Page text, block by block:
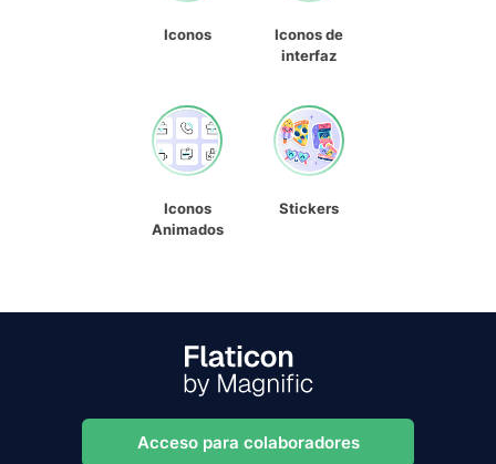
Iconos
Iconos de
interfaz
Iconos
Animados
Stickers
Acceso para colaboradores